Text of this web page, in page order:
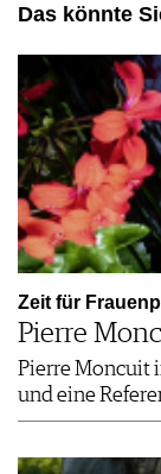
Das könnte
Zeit für
Pierre
Pierre Moncuit
und eine